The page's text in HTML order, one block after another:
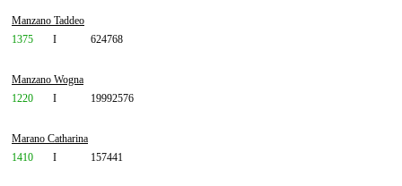
Manzano Taddeo
1375
I 624768
Manzano Wogna
1220
I 19992576
Marano Catharina
1410
I 157441